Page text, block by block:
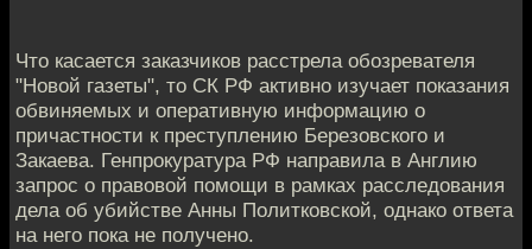
Что касается заказчиков расстрела обозревателя
"Новой газеты", то СК РФ активно изучает показания
обвиняемых и оперативную информацию о
причастности к преступлению Березовского и
Закаева. Генпрокуратура РФ направила в Англию
запрос о правовой помощи в рамках расследования
дела об убийстве Анны Политковской, однако ответа
на него пока не получено.